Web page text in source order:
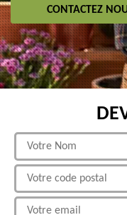
CONTACTEZ